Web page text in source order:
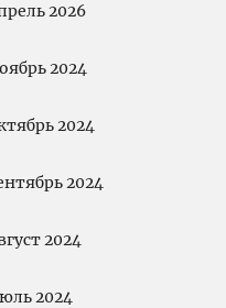
2026
2024
2024
2024
2024
2024